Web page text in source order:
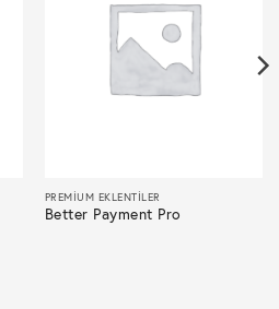
PREMIUM EKLENTILER
Better Payment Pro